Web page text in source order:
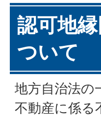
認可地
ついて
地方自治法の
不動産に係る